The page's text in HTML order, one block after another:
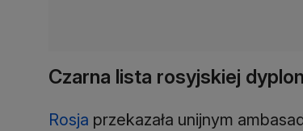
Czarna lista rosyjskiej
Rosja przekazała unijnym